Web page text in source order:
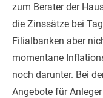
zum Berater der
die Zinssätze bei
Filialbanken aber
momentane
noch darunter. Bei
Angebote für